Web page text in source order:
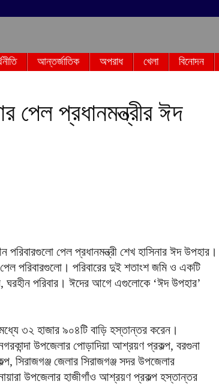
আন্তর্জাতিক অপরাধ খেলা বিনোদন
পেল প্রধানমন্ত্রীর ঈদ
পরিবারগুলো পেল প্রধানমন্ত্রী শেখ হাসিনার ঈদ উপহার।
পরিবারগুলো। পরিবারের দুই শতাংশ জমি ও একটি
ঘরহীন পরিবার। ঈদের আগে এগুলোকে ‘ঈদ উপহার’
৩২ হাজার ৯০৪টি বাড়ি হস্তান্তর করেন।
উপজেলার পোড়াদিয়া আশ্রয়ণ প্রকল্প, বরগুনা
সিরাজগঞ্জ জেলার সিরাজগঞ্জ সদর উপজেলার
উপজেলার হাজীগাঁও আশ্রয়ণ প্রকল্প হস্তান্তর